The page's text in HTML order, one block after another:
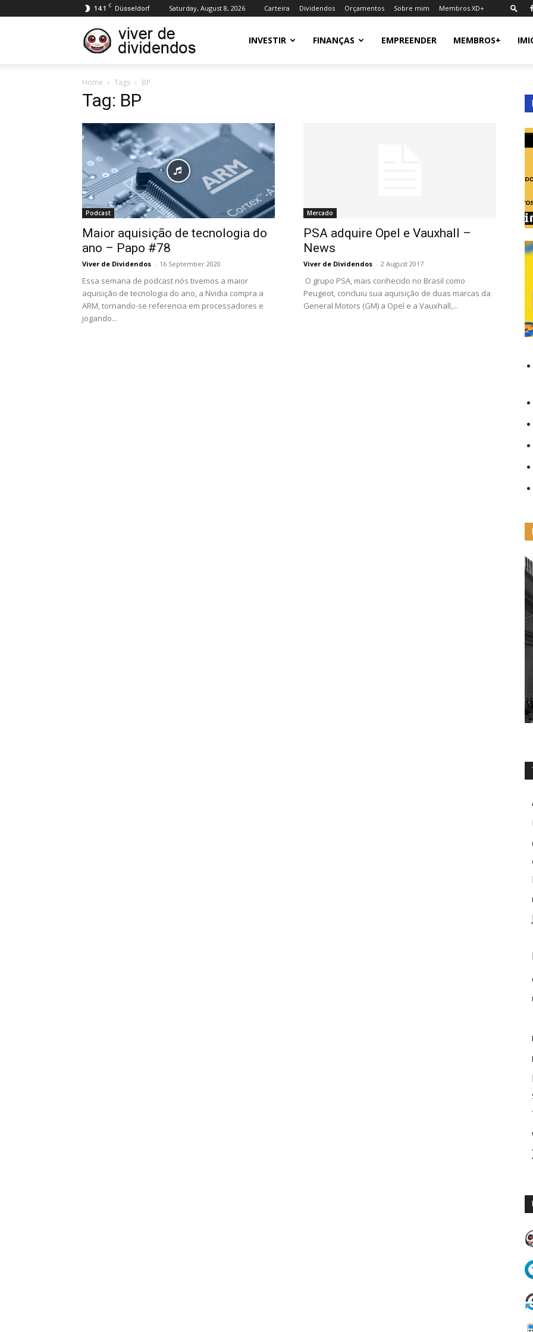
14.1 C Düsseldorf Saturday, August 8, 2026 Carteira Dividendos Orçamentos Sobre mim Membros XD+
Dividendos
INVESTIR FINANÇAS EMPREENDER MEMBROS+
Home Tags BP
Tag: BP
Podcast
Maior aquisição de tecnologia do
ano – Papo #78
Viver de Dividendos - 16 September 2020
Essa semana de podcast nós tivemos a maior
aquisição de tecnologia do ano, a Nvidia compra a
ARM, tornando-se referencia em processadores e
jogando...
Mercado
PSA adquire Opel e Vauxhall –
News
Viver de Dividendos - 2 August 2017
O grupo PSA, mais conhecido no Brasil como
Peugeot, concluiu sua aquisição de duas marcas da
General Motors (GM) a Opel e a Vauxhall,...